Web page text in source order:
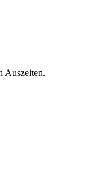
Auszeiten.